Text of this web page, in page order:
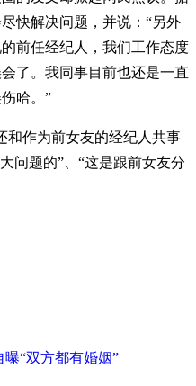
快解决问题，并说：“另外
前任经纪人，我们工作态度
了。我同事目前也还是一直
哈。”
和作为前女友的经纪人共事
问题的”、“这是跟前女友分
“双方都有婚姻”